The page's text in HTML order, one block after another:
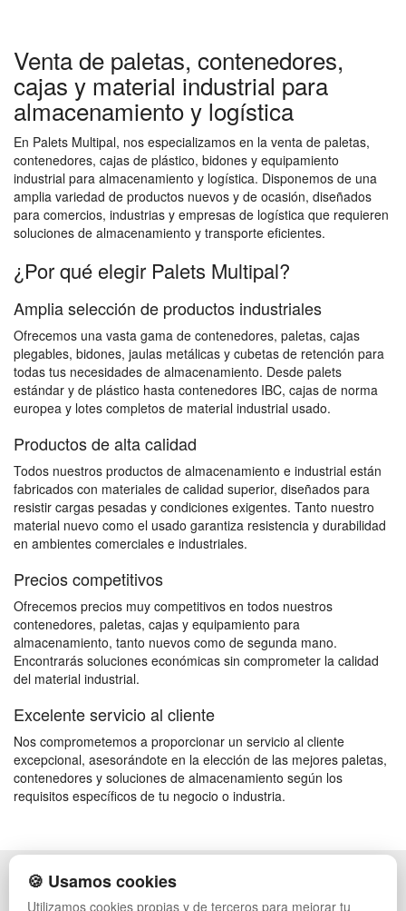
Venta de paletas, contenedores,
cajas y material industrial para
almacenamiento y logística
En Palets Multipal, nos especializamos en la venta de paletas,
contenedores, cajas de plástico, bidones y equipamiento
industrial para almacenamiento y logística. Disponemos de una
amplia variedad de productos nuevos y de ocasión, diseñados
para comercios, industrias y empresas de logística que requieren
soluciones de almacenamiento y transporte eficientes.
¿Por qué elegir Palets Multipal?
Amplia selección de productos industriales
Ofrecemos una vasta gama de contenedores, paletas, cajas
plegables, bidones, jaulas metálicas y cubetas de retención para
todas tus necesidades de almacenamiento. Desde palets
estándar y de plástico hasta contenedores IBC, cajas de norma
europea y lotes completos de material industrial usado.
Productos de alta calidad
Todos nuestros productos de almacenamiento e industrial están
fabricados con materiales de calidad superior, diseñados para
resistir cargas pesadas y condiciones exigentes. Tanto nuestro
material nuevo como el usado garantiza resistencia y durabilidad
en ambientes comerciales e industriales.
Precios competitivos
Ofrecemos precios muy competitivos en todos nuestros
contenedores, paletas, cajas y equipamiento para
almacenamiento, tanto nuevos como de segunda mano.
Encontrarás soluciones económicas sin comprometer la calidad
del material industrial.
Excelente servicio al cliente
Nos comprometemos a proporcionar un servicio al cliente
excepcional, asesorándote en la elección de las mejores paletas,
contenedores y soluciones de almacenamiento según los
requisitos específicos de tu negocio o industria.
POLÍTICA DE PRIVACIDAD
CONDICIONES DE USO
🍪 Usamos cookies
Utilizamos cookies propias y de terceros para mejorar tu